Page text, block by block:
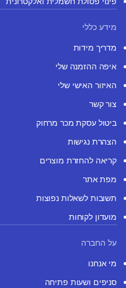
מידע כללי
מדריך מידות
איפה ההזמנה שלי
האיזור האישי שלי
צור קשר
ביטול עסקת מכר מרחוק
הצהרת נגישות
קריאה להחזרת מוצרים
מפת אתר
תשובות לשאלות נפוצות
מועדון לקוחות
על החברה
מי אנחנו
סניפים ושעות פתיחה